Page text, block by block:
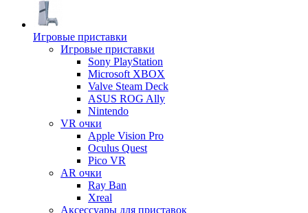
Игровые приставки
Игровые приставки
Sony PlayStation
Microsoft XBOX
Valve Steam Deck
ASUS ROG Ally
Nintendo
VR очки
Apple Vision Pro
Oculus Quest
Pico VR
AR очки
Ray Ban
Xreal
Аксессуары для приставок